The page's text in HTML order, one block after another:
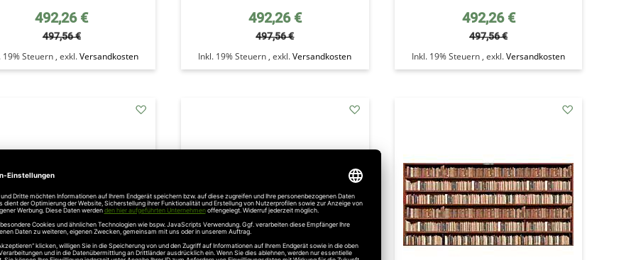
Sonderpreis
492,26 €
497,56 €
19% Steuern , exkl.Versandkosten
Sonderpreis
492,26 €
497,56 €
Inkl. 19% Steuern ,exkl.Versandkosten
Sonderpreis
492,26 €
497,56 €
Inkl. 19% Steuern ,exkl.Versandkosten
Wunschzettel
Wunschzettel